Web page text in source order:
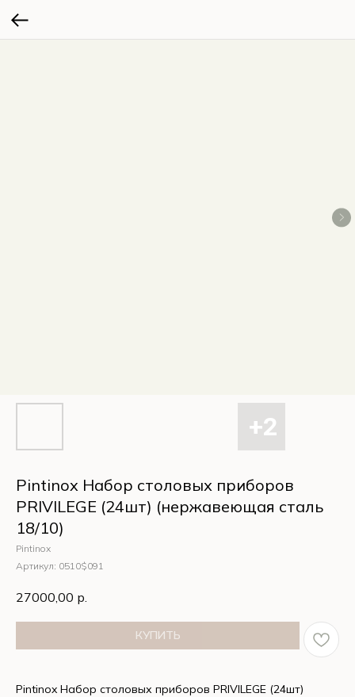
Pintinox Набор столовых приборов
PRIVILEGE (24шт) (нержавеющая сталь
18/10)
Pintinox
Артикул: 0510$091
27000,00 р.
КУПИТЬ
Pintinox Набор столовых приборов PRIVILEGE (24шт)